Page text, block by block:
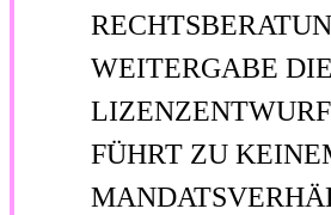
WEITERGABE
FÜHRT ZU